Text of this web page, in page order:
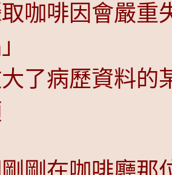
咖啡因會嚴重
了病歷資料的